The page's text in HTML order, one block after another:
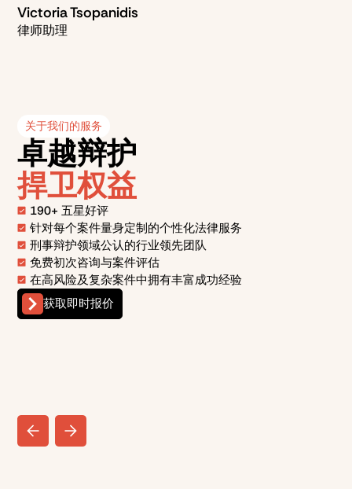
Victoria Tsopanidis
律师助理
关于我们的服务
卓越辩护
捍卫权益
190+ 五星好评
针对每个案件量身定制的个性化法律服务
刑事辩护领域公认的行业领先团队
免费初次咨询与案件评估
在高风险及复杂案件中拥有丰富成功经验
获取即时报价